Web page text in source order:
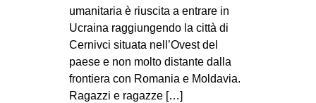
umanitaria è riuscita a entrare in
Ucraina raggiungendo la città di
Cernivci situata nell’Ovest del
paese e non molto distante dalla
frontiera con Romania e Moldavia.
Ragazzi e ragazze […]